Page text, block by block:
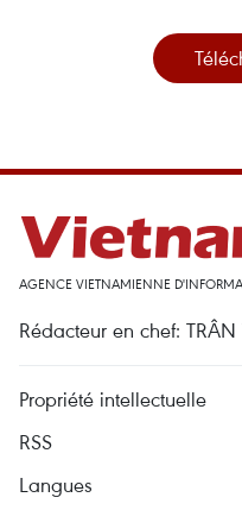
AGENCE VIETNAMIENNE
Rédacteur en chef:
Propriété intellectuelle
RSS
Langues